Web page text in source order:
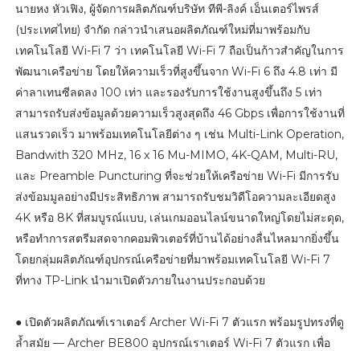
นายหง หัวเฟิง, ผู้จัดการผลิตภัณฑ์บริษัท ทีพี-ลิงค์ เอ็นเตอร์ไพรส์
(ประเทศไทย) จำกัด กล่าวนำเสนอผลิตภัณฑ์ใหม่ที่มาพร้อมกับ
เทคโนโลยี Wi-Fi 7 ว่า เทคโนโลยี Wi-Fi 7 ถือเป็นก้าวสำคัญในการ
พัฒนาเครือข่าย โดยให้ความเร็วที่สูงขึ้นจาก Wi-Fi 6 ถึง 4.8 เท่า มี
ค่าลาเทนซีลดลง 100 เท่า และรองรับการใช้งานสูงขึ้นถึง 5 เท่า
สามารถรับส่งข้อมูลด้วยความเร็วสูงสุดถึง 46 Gbps เพื่อการใช้งานที่
แสนรวดเร็ว มาพร้อมเทคโนโลยีต่าง ๆ เช่น Multi-Link Operation,
Bandwith 320 MHz, 16 x 16 Mu-MIMO, 4K-QAM, Multi-RU,
และ Preamble Puncturing ที่จะช่วยให้เครือข่าย Wi-Fi มีการรับ
ส่งข้อมมูลอย่างมีประสิทธิภาพ สามารถรับชมวิดีโอความละเอียดสูง
4K หรือ 8K ที่สมบูรณ์แบบ, เล่นเกมออนไลน์ขนาดใหญ่โดยไม่สะดุด,
หรือทำการสตรีมสดจากคอมพิวเตอร์ที่บ้านได้อย่างลื่นไหลมากยิ่งขึ้น
โดยกลุ่มผลิตภัณฑ์อุปกรณ์เครือข่ายที่มาพร้อมเทคโนโลยี Wi-Fi 7
ที่ทาง TP-Link นำมาเปิดตัวภายในงานประกอบด้วย
● เปิดตัวผลิตภัณฑ์เราเตอร์ Archer Wi-Fi 7 ตัวแรก พร้อมรูปทรงที่ดู
ล้ำสมัย — Archer BE800 อุปกรณ์เราเตอร์ Wi-Fi 7 ตัวแรก เพื่อ